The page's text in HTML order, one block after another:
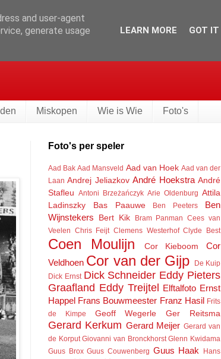
Miskopen Wie is Wie Foto's
Foto's per speler
Aad Bak Aad Mansveld Aad van Hoek Aad van der
Laan Andrej Jeliazkov André Hoekstra André
Stafleu Antoni Brzeżańczyk Arie Oldenburg Attila
Ladinszky
Bas Paauwe Ben Peeters
Ben
Wijnstekers
Bert Kik Bram Panman Cees van
Veelen Chris Feijt Clemens Westerhof Clyde Best
Coen Moulijn Cor Kieboom
Cor
Veldhoen Cor van der Gijp
De Kuip
Dick Ernst Dick Schneider Eddy Pieters
Graafland Eddy Treijtel Elftalfoto Ernst
Happel Frans Bouwmeester Franz Hasil Frits
de Kimpe
Geoff Wegerle Ger Reitsma
Gerard Kerkum Gerard Meijer Gerard van
de Korput Giovanni van Bronckhorst Glenn Kwidama
Guus Brox Guus Couwenberg Guus Haak
Hans
and user-agent
generate usage
LEARN MORE GOT IT